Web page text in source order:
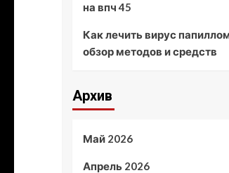
на впч 45
Как лечить вирус
обзор методов и средств
Архив
Май 2026
Апрель 2026